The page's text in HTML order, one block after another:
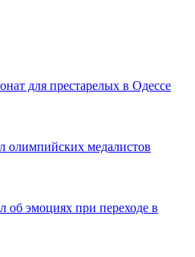
для престарелых в Одессе
олимпийских медалистов
об эмоциях при переходе в